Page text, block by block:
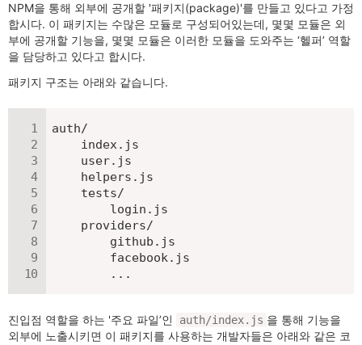
NPM을 통해 외부에 공개할 '패키지(package)'를 만들고 있다고 가정
합시다. 이 패키지는 수많은 모듈로 구성되어있는데, 몇몇 모듈은 외
부에 공개할 기능을, 몇몇 모듈은 이러한 모듈을 도와주는 ‘헬퍼’ 역할
을 담당하고 있다고 합시다.
패키지 구조는 아래와 같습니다.
auth/
    index.js
    user.js
    helpers.js
    tests/
        login.js
    providers/
        github.js
        facebook.js
        ...
진입점 역할을 하는 '주요 파일’인 auth/index.js 을 통해 기능을
외부에 노출시키면 이 패키지를 사용하는 개발자들은 아래와 같은 코